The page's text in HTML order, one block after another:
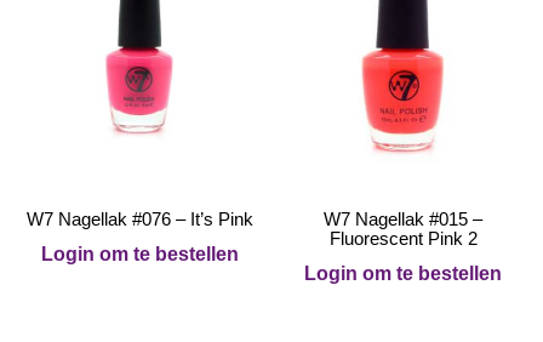
W7 Nagellak #076 – It’s Pink
Login om te bestellen
W7 Nagellak #015 –
Fluorescent Pink 2
Login om te bestellen